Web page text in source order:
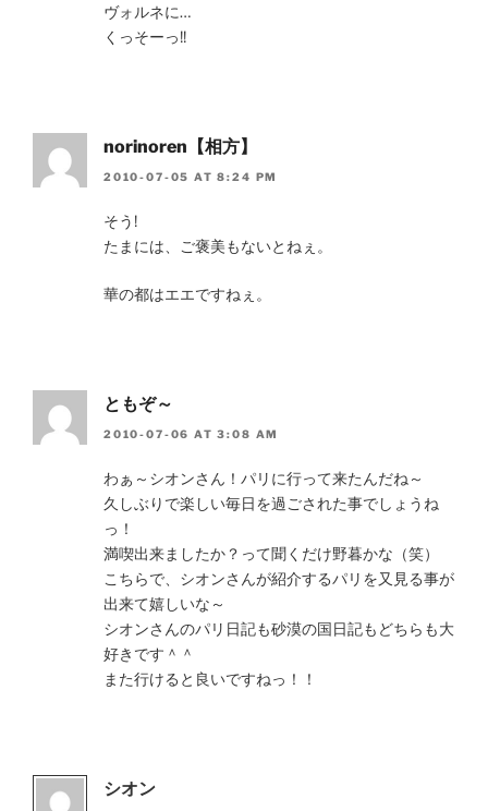
ヴォルネに…
くっそーっ!!
norinoren【相方】
2010-07-05 AT 8:24 PM
そう!
たまには、ご褒美もないとねぇ。
華の都はエエですねぇ。
ともぞ～
2010-07-06 AT 3:08 AM
わぁ～シオンさん！パリに行って来たんだね～
久しぶりで楽しい毎日を過ごされた事でしょうね
っ！
満喫出来ましたか？って聞くだけ野暮かな（笑）
こちらで、シオンさんが紹介するパリを又見る事が
出来て嬉しいな～
シオンさんのパリ日記も砂漠の国日記もどちらも大
好きです＾＾
また行けると良いですねっ！！
シオン